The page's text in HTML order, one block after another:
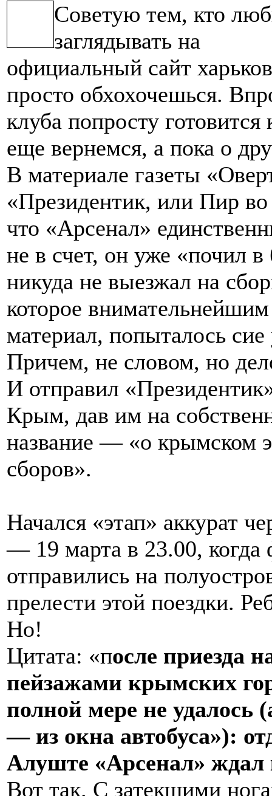
Советую тем, кто
заглядывать на
официальный сайт
просто обхохочешься.
клуба попросту
еще вернемся, а пока о
В материале газеты
«Президентик, или Пир
что «Арсенал»
не в счет, он уже «почил
никуда не выезжал на
которое
материал, попыталось
Причем, не словом, но
И отправил
Крым, дав им на
название — «о крымском
сборов».
Начался «этап» аккурат
— 19 марта в 23.00, когда
отправились на
прелести этой поездки.
Но!
Цитата: «после приезда
пейзажами крымских
полной мере не удалось
— из окна автобуса»):
Алуште «Арсенал»
Вот так. С затекшими